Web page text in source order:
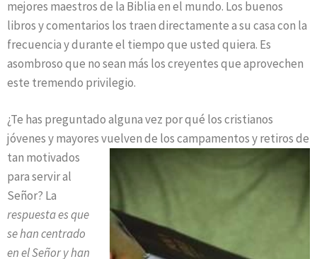
mejores maestros de la Biblia en el mundo. Los buenos
libros y comentarios los traen directamente a su casa con la
frecuencia y durante el tiempo que usted quiera. Es
asombroso que no sean más los creyentes que aprovechen
este tremendo privilegio.
¿Te has preguntado alguna vez por qué los cristianos
jóvenes y mayores vuelven de los campamentos y retiros de
tan motivados
para servir al
Señor? La
respuesta es que
se han centrado
en el Señor y han